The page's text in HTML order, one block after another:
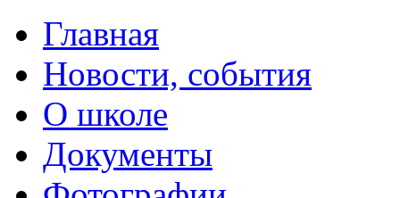
Главная
Новости, события
О школе
Документы